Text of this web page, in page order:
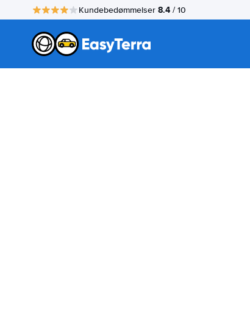
Kundebedømmelser 8.4 / 10